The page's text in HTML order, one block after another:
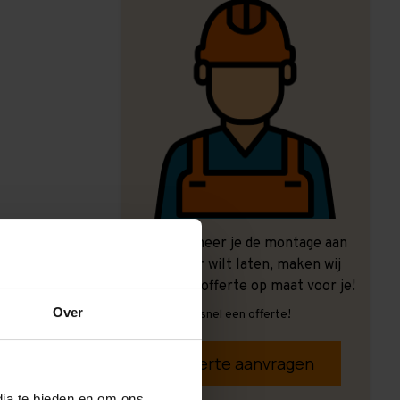
Over
Ook wanneer je de montage aan
ons over wilt laten, maken wij
graag een offerte op maat voor je!
Vrijblijvend, snel een offerte!
Offerte aanvragen